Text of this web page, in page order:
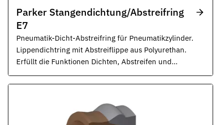
Parker Stangendichtung/Abstreifring
E7
Pneumatik-Dicht-Abstreifring für Pneumatikzylinder.
Lippendichtring mit Abstreiflippe aus Polyurethan.
Erfüllt die Funktionen Dichten, Abstreifen und
Fixieren. Robuste Geometrie mit sehr guter
Abriebbeständigkeit.